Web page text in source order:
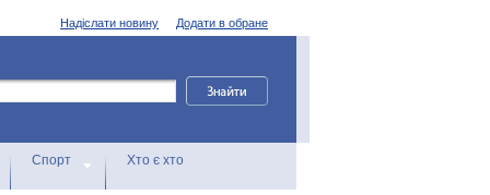
Додати в обране
Надіслати новину
Спорт Хто є хто